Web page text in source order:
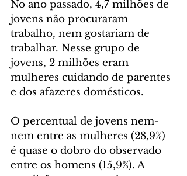
No ano passado, 4,7 milhões de
jovens não procuraram
trabalho, nem gostariam de
trabalhar. Nesse grupo de
jovens, 2 milhões eram
mulheres cuidando de parentes
e dos afazeres domésticos.
O percentual de jovens nem-
nem entre as mulheres (28,9%)
é quase o dobro do observado
entre os homens (15,9%). A